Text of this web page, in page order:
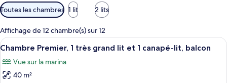
Filtres
disponibles
pour
les
chambres
Toutes les chambres 1 lit 2 lits
Affichage de 12 chambre(s) sur 12
Afficher
toutes
les
photos
Une chambre d’hôtel moderne
6
Chambre Premier, 1 très grand lit et 1 canapé-lit, balcon
Vue sur la marina
40 m²